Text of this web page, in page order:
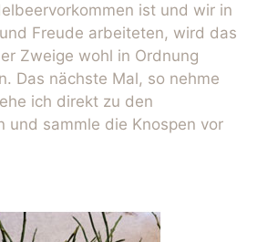
ist und wir in
Freude arbeiteten, wird das
Zweige wohl in Ordnung
Das nächste Mal, so nehme
ich direkt zu den
und sammle die Knospen vor